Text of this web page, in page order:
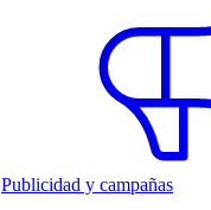
Publicidad y campañas